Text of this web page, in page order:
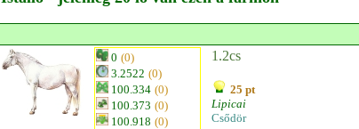
0 (0)
3.2522 (0)
100.334 (0)
100.373 (0)
100.918 (0)
1.2cs
25 pt
Lipicai
Csődör